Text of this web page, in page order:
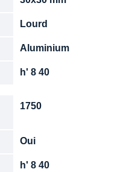
Lourd
Aluminium
h' 8 40
1750
Oui
h' 8 40